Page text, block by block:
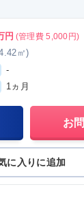
円 (管理費 5,000円)
㎡)
-
1ヵ月
お
に入りに追加